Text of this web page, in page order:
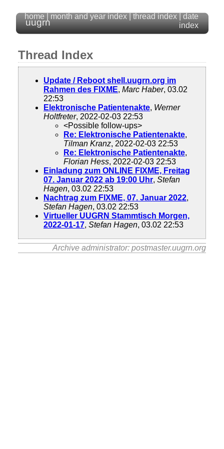
uugrn
home month and year index thread index
date
index
Thread Index
Update / Reboot shell.uugrn.org im
Rahmen des FIXME, Marc Haber, 03.02
22:53
Elektronische Patientenakte, Werner
Holtfreter, 2022-02-03 22:53
<Possible follow-ups>
Re: Elektronische Patientenakte,
Tilman Kranz, 2022-02-03 22:53
Re: Elektronische Patientenakte,
Florian Hess, 2022-02-03 22:53
Einladung zum ONLINE FIXME, Freitag
07. Januar 2022 ab 19:00 Uhr, Stefan
Hagen, 03.02 22:53
Nachtrag zum FIXME, 07. Januar 2022,
Stefan Hagen, 03.02 22:53
Virtueller UUGRN Stammtisch Morgen,
2022-01-17, Stefan Hagen, 03.02 22:53
Archive administrator: postmaster.uugrn.org